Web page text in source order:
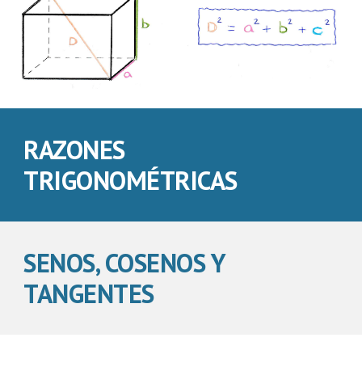
RAZONES
TRIGONOMÉTRICAS
SENOS, COSENOS Y
TANGENTES